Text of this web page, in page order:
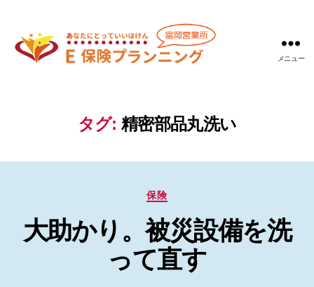
ニ
岡
営
メニュー
タグ: 精密部品丸洗い
カ
ゴ
リ
ー
保険
大助かり。被災設備を洗
って直す